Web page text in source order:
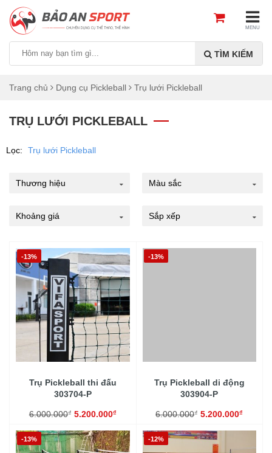
MENU
TÌM KIẾM
Trang chủ Dụng cụ Pickleball Trụ lưới Pickleball
TRỤ LƯỚI PICKLEBALL
Lọc: Trụ lưới Pickleball
Thương hiệu Màu sắc
Khoảng giá Sắp xếp
-13%
Trụ Pickleball thi đấu
303704-P
6.000.000₫ 5.200.000₫
-13%
Trụ Pickleball di động
303904‑P
6.000.000₫ 5.200.000₫
-13% -12%